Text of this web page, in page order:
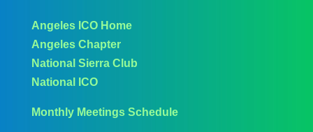
Angeles ICO Home
Angeles Chapter
National Sierra Club
National ICO
Monthly Meetings Schedule